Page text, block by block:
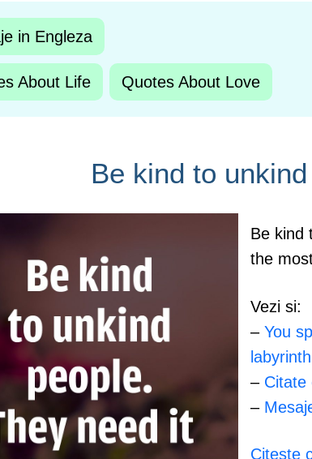
in Engleza
About Life Quotes About Love
Be kind to
Be kind
the
Vezi si:
–You
labyrinth
– Citate
–
Citeste